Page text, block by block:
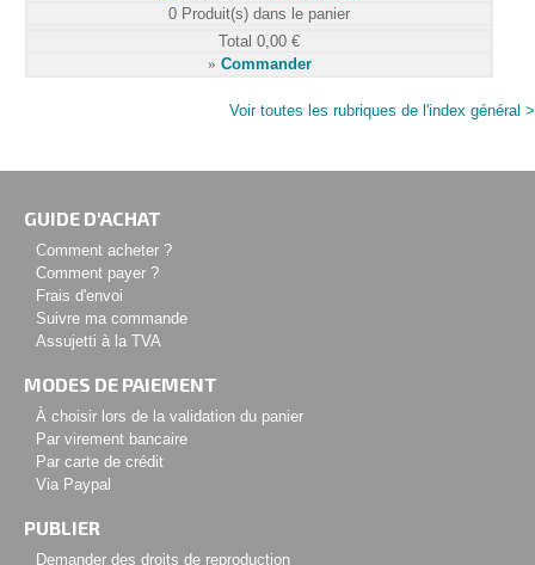
0 Produit(s) dans le panier
Total 0,00 €
» Commander
Voir toutes les rubriques de l'index général >
GUIDE D'ACHAT
Comment acheter ?
Comment payer ?
Frais d'envoi
Suivre ma commande
Assujetti à la TVA
MODES DE PAIEMENT
À choisir lors de la validation du panier
Par virement bancaire
Par carte de crédit
Via Paypal
PUBLIER
Demander des droits de reproduction